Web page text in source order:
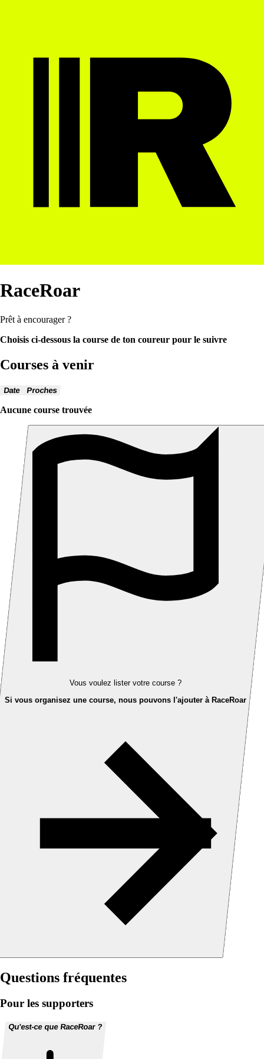
RaceRoar
Prêt à encourager ?
Choisis ci-dessous la course de ton coureur pour le suivre
Courses à venir
Date Proches
Aucune course trouvée
Vous voulez lister votre course ?
Si vous organisez une course, nous pouvons l'ajouter à RaceRoar
Questions fréquentes
Pour les supporters
Qu'est-ce que RaceRoar ?